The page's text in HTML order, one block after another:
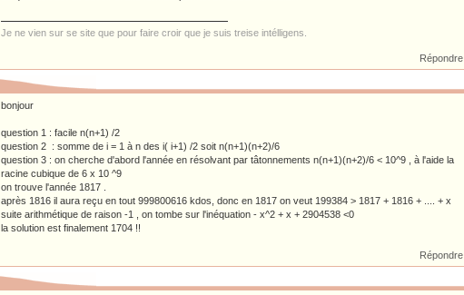
Je ne vien sur se site que pour faire croir que je suis treise intélligens.
Répondre
bonjour
question 1 : facile n(n+1) /2
question 2 : somme de i = 1 à n des i( i+1) /2 soit n(n+1)(n+2)/6
question 3 : on cherche d'abord l'année en résolvant par tâtonnements n(n+1)(n+2)/6 < 10^9 , à l'aide la
racine cubique de 6 x 10 ^9
on trouve l'année 1817 .
après 1816 il aura reçu en tout 999800616 kdos, donc en 1817 on veut 199384 > 1817 + 1816 + .... + x
suite arithmétique de raison -1 , on tombe sur l'inéquation - x^2 + x + 2904538 <0
la solution est finalement 1704 !!
Répondre